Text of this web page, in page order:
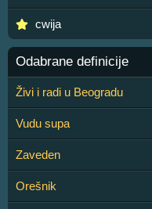
cwija
Odabrane definicije
Živi i radi u Beogradu
Vudu supa
Zaveden
Orešnik